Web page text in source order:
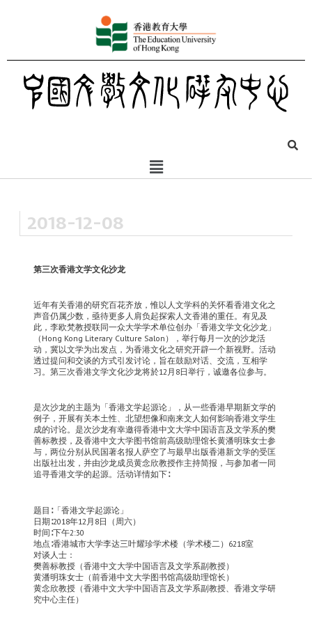
2018-12-08
第三次香港文学文化沙龙
近年有关香港的研究百花齐放，惟以人文学科的关怀看香港文化之
声音仍属少数，亟待更多人肩负起探索人文香港的重任。有见及
此，李欧梵教授联同一众大学学术单位创办「香港文学文化沙龙」
（Hong Kong Literary Culture Salon），举行每月一次的沙龙活
动，冀以文学为出发点，为香港文化之研究开辟一个新视野。活动
透过提问和交谈的方式引发讨论，旨在鼓励对话、交流，互相学
习。第三次香港文学文化沙龙将於12月8日举行，诚邀各位参与。
是次沙龙的主题为「香港文学起源论」，从一些香港早期新文学的
例子，开展有关本土性、北望想像和南来文人如何影响香港文学生
成的讨论。是次沙龙有幸邀得香港中文大学中国语言及文学系的樊
善标教授，及香港中文大学图书馆前高级助理馆长黄潘明珠女士参
与，两位分别从民国著名报人萨空了与最早出版香港新文学的受匡
出版社出发，并由沙龙成员黄念欣教授作主持简报，与参加者一同
追寻香港文学的起源。活动详情如下∶
题目∶「香港文学起源论」
日期∶2018年12月8日（周六）
时间∶下午2:30
地点∶香港城市大学李达三叶耀珍学术楼（学术楼二）6218室
对谈人士：
樊善标教授（香港中文大学中国语言及文学系副教授）
黄潘明珠女士（前香港中文大学图书馆高级助理馆长）
黄念欣教授（香港中文大学中国语言及文学系副教授、香港文学研
究中心主任）